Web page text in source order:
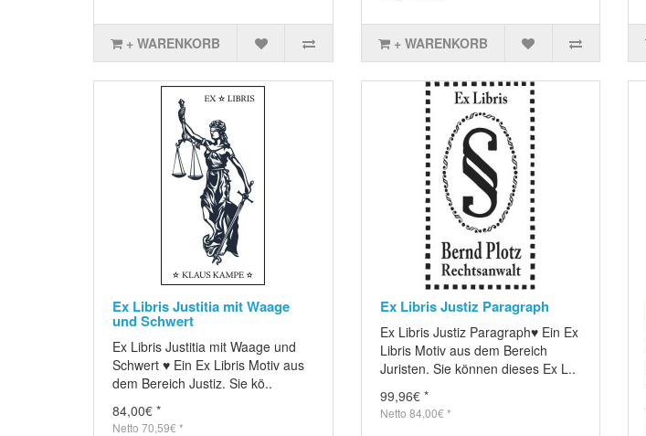
+ WARENKORB + WARENKORB
Ex Libris Justitia mit Waage
und Schwert
Ex Libris Justitia mit Waage und
Schwert ♥ Ein Ex Libris Motiv aus
dem Bereich Justiz. Sie kö..
84,00€ *
Netto 70,59€ *
Ex Libris Justiz Paragraph
Ex Libris Justiz Paragraph♥ Ein Ex
Libris Motiv aus dem Bereich
Juristen. Sie können dieses Ex L..
99,96€ *
Netto 84,00€ *